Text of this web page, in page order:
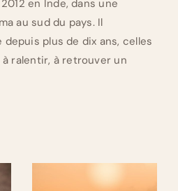
en Inde, dans une
au sud du pays. Il
depuis plus de dix ans, celles
ralentir, à retrouver un